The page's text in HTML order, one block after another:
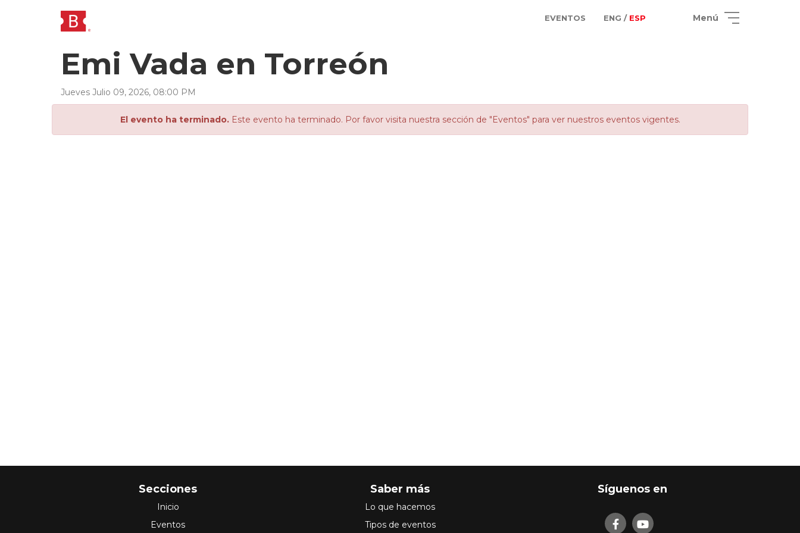
EVENTOS ENG / ESP Menú
Emi Vada en Torreón
Jueves Julio 09, 2026, 08:00 PM
El evento ha terminado.Este evento ha terminado. Por favor visita nuestra sección de "Eventos" para ver nuestros eventos vigentes.
Secciones
Inicio
Eventos
Saber más
Lo que hacemos
Tipos de eventos
Síguenos en